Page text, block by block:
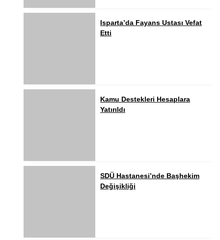
Isparta’da Fayans Ustası Vefat
Etti
Kamu Destekleri Hesaplara
Yatırıldı
SDÜ Hastanesi’nde Başhekim
Değişikliği